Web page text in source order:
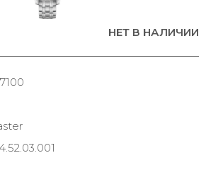
НЕТ В НАЛИЧИИ